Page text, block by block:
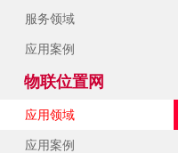
服务领域
应用案例
物联位置网
应用领域
应用案例